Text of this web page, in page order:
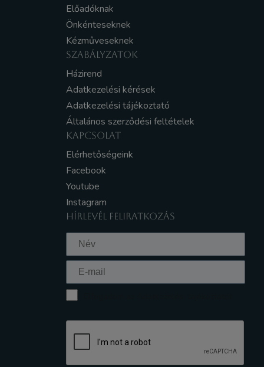
Előadóknak
Önkénteseknek
Kézműveseknek
SZABÁLYZATOK
Házirend
Adatkezelési kérések
Adatkezelési tájékoztató
Általános szerződési feltételek
KAPCSOLAT
Elérhetőségeink
Facebook
Youtube
Instagram
HÍRLEVÉL FELIRATKOZÁS